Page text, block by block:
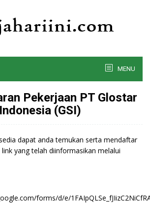
MENU
Pekerjaan PT Glostar
Indonesia (GSI)
dapat anda temukan serta mendaftar
yang telah diinformasikan melalui
forms/d/e/